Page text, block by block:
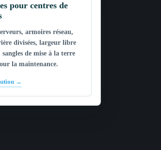
pour centres de
armoires réseau,
divisées, largeur libre
sangles de mise à la terre
la maintenance.
→